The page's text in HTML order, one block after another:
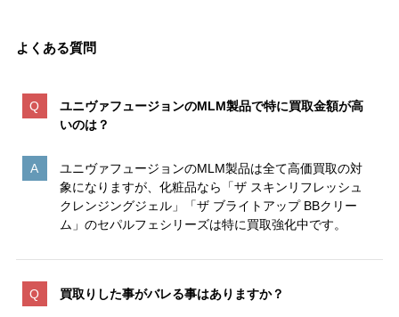
よくある質問
ユニヴァフュージョンのMLM製品で特に買取金額が高
いのは？
ユニヴァフュージョンのMLM製品は全て高価買取の対
象になりますが、化粧品なら「ザ スキンリフレッシュ
クレンジングジェル」「ザ ブライトアップ BBクリー
ム」のセパルフェシリーズは特に買取強化中です。
買取りした事がバレる事はありますか？